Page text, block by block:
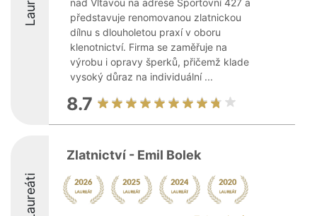
nad Vltavou na adrese Sportovní 427 a
představuje renomovanou zlatnickou
dílnu s dlouholetou praxí v oboru
klenotnictví. Firma se zaměřuje na
výrobu i opravy šperků, přičemž klade
vysoký důraz na individuální ...
8.7
Laureáti
Zlatnictví - Emil Bolek